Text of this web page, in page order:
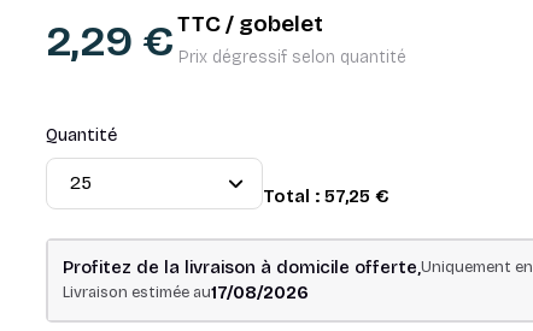
2,29 €TTC / gobelet
Prix dégressif selon quantité
Quantité
Total : 57,25 €
Profitez de la livraison à domicile offerte,Uniquement
Livraison estimée au17/08/2026